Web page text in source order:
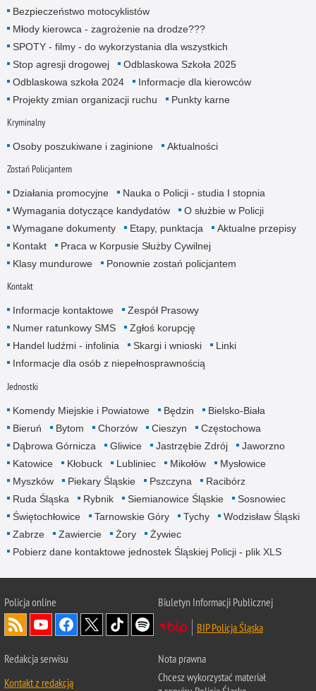
Bezpieczeństwo motocyklistów
Młody kierowca - zagrożenie na drodze???
SPOTY - filmy - do wykorzystania dla wszystkich
Stop agresji drogowej
Odblaskowa Szkoła 2025
Odblaskowa szkoła 2024
Informacje dla kierowców
Projekty zmian organizacji ruchu
Punkty karne
Kryminalny
Osoby poszukiwane i zaginione Aktualności
Zostań Policjantem
Działania promocyjne
Nauka o Policji - studia I stopnia
Wymagania dotyczące kandydatów
O służbie w Policji
Wymagane dokumenty
Etapy, punktacja
Aktualne przepisy
Kontakt
Praca w Korpusie Służby Cywilnej
Klasy mundurowe
Ponownie zostań policjantem
Kontakt
Informacje kontaktowe
Zespół Prasowy
Numer ratunkowy SMS
Zgłoś korupcję
Handel ludźmi - infolinia
Skargi i wnioski
Linki
Informacje dla osób z niepełnosprawnością
Jednostki
Komendy Miejskie i Powiatowe Będzin
Bielsko-Biała
Bieruń
Bytom Chorzów Cieszyn
Częstochowa
Dąbrowa Górnicza
Gliwice Jastrzębie Zdrój
Jaworzno
Katowice
Kłobuck Lubliniec Mikołów
Mysłowice
Myszków
Piekary Śląskie Pszczyna
Racibórz
Ruda Śląska
Rybnik Siemianowice Śląskie
Sosnowiec
Świętochłowice
Tarnowskie Góry Tychy
Wodzisław Śląski
Zabrze
Zawiercie Żory
Żywiec
Pobierz dane kontaktowe jednostek Śląskiej Policji - plik XLS
Policja online
Biuletyn Informacji Publicznej
BIP Policja Śląska
Redakcja serwisu
Kontakt z redakcją
Nota prawna
Chcesz wykorzystać materiał